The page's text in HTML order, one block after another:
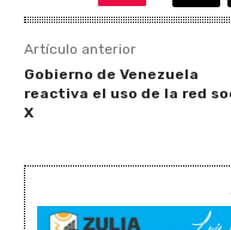
Artículo anterior
Gobierno de Venezuela
reactiva el uso de la red
X